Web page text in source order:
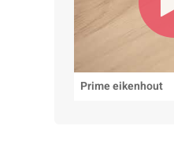
Prime eikenhout